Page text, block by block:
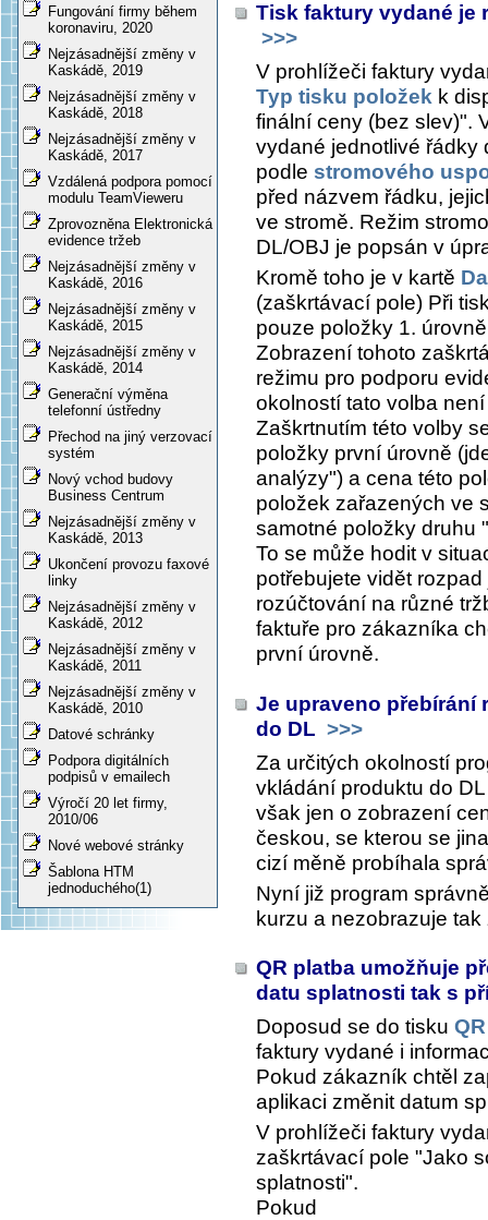
Fungování firmy během
koronaviru, 2020
Nejzásadnější změny v
Kaskádě, 2019
Nejzásadnější změny v
Kaskádě, 2018
Nejzásadnější změny v
Kaskádě, 2017
Vzdálená podpora pomocí
modulu TeamVieweru
Zprovozněna Elektronická
evidence tržeb
Nejzásadnější změny v
Kaskádě, 2016
Nejzásadnější změny v
Kaskádě, 2015
Nejzásadnější změny v
Kaskádě, 2014
Generační výměna
telefonní ústředny
Přechod na jiný verzovací
systém
Nový vchod budovy
Business Centrum
Nejzásadnější změny v
Kaskádě, 2013
Ukončení provozu faxové
linky
Nejzásadnější změny v
Kaskádě, 2012
Nejzásadnější změny v
Kaskádě, 2011
Nejzásadnější změny v
Kaskádě, 2010
Datové schránky
Podpora digitálních
podpisů v emailech
Výročí 20 let firmy,
2010/06
Nové webové stránky
Šablona HTM
jednoduchého(1)
Tisk faktury vydané je
>>>
V prohlížeči faktury
Typ tisku položek k
finální ceny (bez slev)".
vydané jednotlivé řádky
podle stromového
před názvem řádku,
ve stromě. Režim
DL/OBJ je popsán v
Kromě toho je v kartě
(zaškrtávací pole) Při
pouze položky 1. úrovně
Zobrazení tohoto
režimu pro podporu
okolností tato volba
Zaškrtnutím této volby
položky první úrovně
analýzy") a cena této
položek zařazených ve
samotné položky druhu
To se může hodit v
potřebujete vidět
rozúčtování na různé
faktuře pro zákazníka
první úrovně.
Je upraveno přebírání
do DL >>>
Za určitých okolností
vkládání produktu do
však jen o zobrazení
českou, se kterou se
cizí měně probíhala
Nyní již program
kurzu a nezobrazuje
QR platba umožňuje
datu splatnosti tak s
Doposud se do tisku
faktury vydané i
Pokud zákazník chtěl
aplikaci změnit datum
V prohlížeči faktury
zaškrtávací pole "Jako
splatnosti".
Pokud